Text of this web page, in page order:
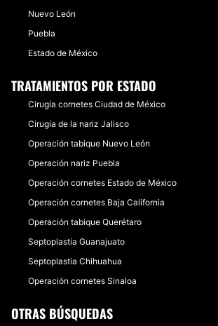
Nuevo León
Puebla
Estado de México
TRATAMIENTOS POR ESTADO
Cirugía cornetes Ciudad de México
Cirugía de la nariz Jalisco
Operación tabique Nuevo León
Operación nariz Puebla
Operación cornetes Estado de México
Operación cornetes Baja California
Operación tabique Querétaro
Septoplastia Guanajuato
Septoplastia Chihuahua
Operación cornetes Sinaloa
OTRAS BÚSQUEDAS